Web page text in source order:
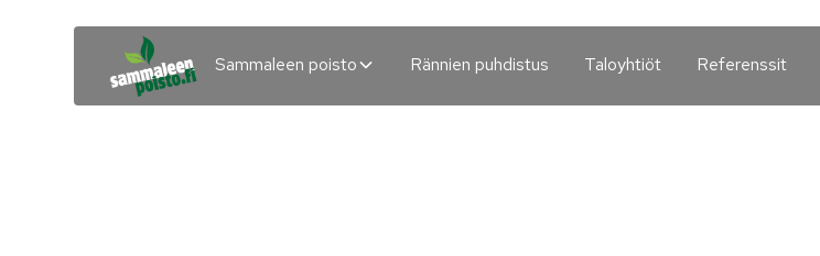
Sammaleen poisto Rännien puhdistus Taloyhtiöt Referenssit